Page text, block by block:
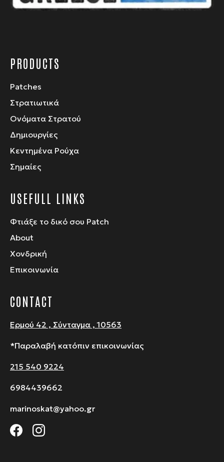
του
PRODUCTS
Patches
Στρατιωτικά
Ονόματα Στρατού
Δημιουργίες
Κεντημένα Ρούχα
Σημαίες
USEFULL LINKS
Φτιάξε το δικό σου Patch
About
Χονδρική
Επικοινωνία
CONTACT
Ερμού 42 , Σύνταγμα , 10563
*Παραλαβή κατόπιν επικοινωνίας
215 540 9224
6984439662
marinoskat@yahoo.gr